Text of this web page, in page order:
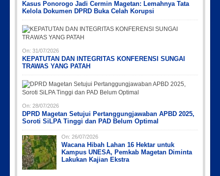
Kasus Ponorogo Jadi Cermin Magetan: Lemahnya Tata
Kelola Dokumen DPRD Buka Celah Korupsi
On: 31/07/2026
KEPATUTAN DAN INTEGRITAS KONFERENSI SUNGAI
TRAWAS YANG PATAH
On: 28/07/2026
DPRD Magetan Setujui Pertanggungjawaban APBD 2025,
Soroti SiLPA Tinggi dan PAD Belum Optimal
On: 26/07/2026
Wacana Hibah Lahan 16 Hektar untuk
Kampus UNESA, Pemkab Magetan Diminta
Lakukan Kajian Ekstra